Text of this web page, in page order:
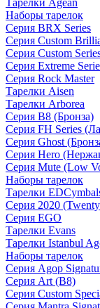
Тарелки Agean
Наборы тарелок
Серия BRX Series
Серия Custom
Серия Custom
Серия Extreme
Серия Rock Master
Тарелки Aisen
Тарелки Arborea
Серия B8 (Бронза)
Серия FH Series
Серия Ghost
Серия Hero
Серия Mute (Low
Наборы тарелок
Тарелки
Серия 2020
Серия EGO
Тарелки Evans
Тарелки Istanbul
Наборы тарелок
Серия Agop
Серия Art (B8)
Серия Custom